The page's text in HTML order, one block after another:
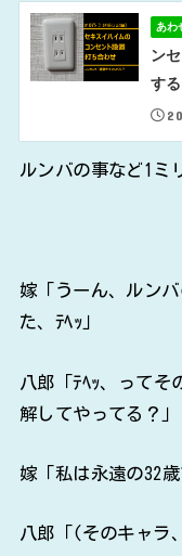
あわ
ン
す
ルンバの事など1ミ
嫁「うーん、ルン
た、ﾃﾍｯ」
八郎「ﾃﾍｯ、ってそ
解してやってる？」
嫁「私は永遠の32歳
八郎「(そのキャラ